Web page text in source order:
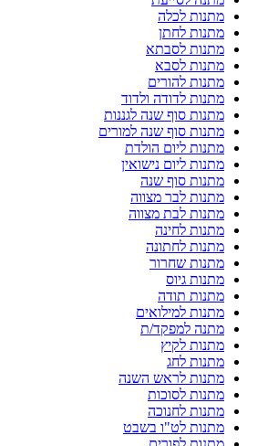
מתנות לכלה
מתנות לחתן
מתנות לסבתא
מתנות לסבא
מתנות להורים
מתנות לדודה ולדוד
מתנות סוף שנה לגננות
מתנות סוף שנה למורים
מתנות ליום הולדת
מתנות ליום נישואין
מתנות סוף שנה
מתנות לבר מצווה
מתנות לבת מצווה
מתנות לחינה
מתנות לחתונה
מתנות שחרור
מתנות גיוס
מתנות תודה
מתנות למילואים
מתנה למפקד/ת
מתנות לקיץ
מתנות לחג
מתנות לראש השנה
מתנות לסוכות
מתנות לחנוכה
מתנות לט"ו בשבט